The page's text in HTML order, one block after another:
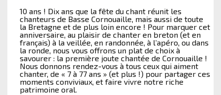
10 ans ! Dix ans que la fête du chant réunit les
chanteurs de Basse Cornouaille, mais aussi de toute
la Bretagne et de plus loin encore ! Pour marquer cet
anniversaire, au plaisir de chanter en breton (et en
français) à la veillée, en randonnée, à l’apéro, ou dans
la ronde, nous vous offrons un plat de choix à
savourer : la première joute chantée de Cornouaille !
Nous donnons rendez-vous à tous ceux qui aiment
chanter, de « 7 à 77 ans » (et plus !) pour partager ces
moments conviviaux, et faire vivre notre riche
patrimoine oral.